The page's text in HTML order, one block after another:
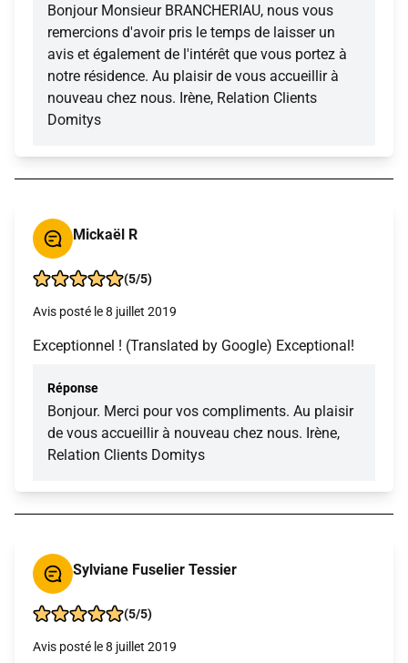
Bonjour Monsieur BRANCHERIAU, nous vous
remercions d'avoir pris le temps de laisser un
avis et également de l'intérêt que vous portez à
notre résidence. Au plaisir de vous accueillir à
nouveau chez nous. Irène, Relation Clients
Domitys
Mickaël R
(5/5)
Avis posté le 8 juillet 2019
Exceptionnel ! (Translated by Google) Exceptional!
Réponse
Bonjour. Merci pour vos compliments. Au plaisir
de vous accueillir à nouveau chez nous. Irène,
Relation Clients Domitys
Sylviane Fuselier Tessier
(5/5)
Avis posté le 8 juillet 2019